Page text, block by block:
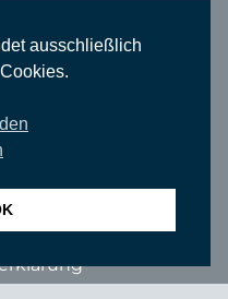
uns!
ausschließlich